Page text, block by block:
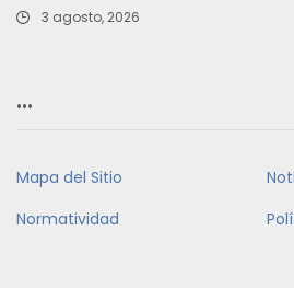
3 agosto, 2026
…
Mapa del Sitio
Normatividad